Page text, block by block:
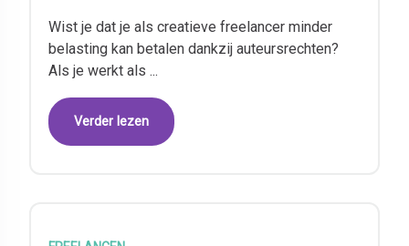
Wist je dat je als creatieve freelancer minder
belasting kan betalen dankzij auteursrechten?
Als je werkt als ...
Verder lezen